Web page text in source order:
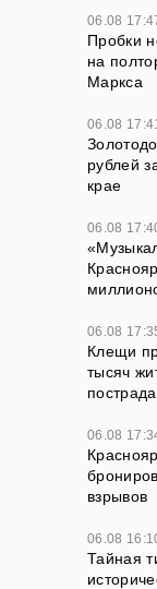
06.08
Пробки
на
Маркса
06.08
рублей
крае
06.08
06.08
Клещи
тысяч
06.08
взрывов
06.08
Тайная